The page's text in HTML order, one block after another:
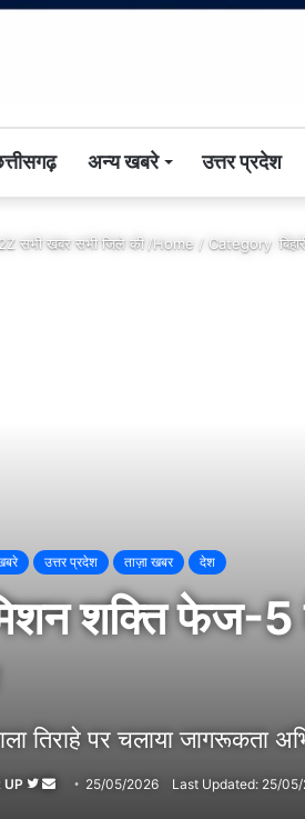
अन्य खबरे उत्तर प्रदेश
सभी खबर सभी जिले की /Home / Category
उत्तर प्रदेश ताज़ा खबर देश
मिशन शक्ति
तिराहे पर चलाया जागरूकता
UP
Follow
Send25/05/2026 Last Updated: 25/